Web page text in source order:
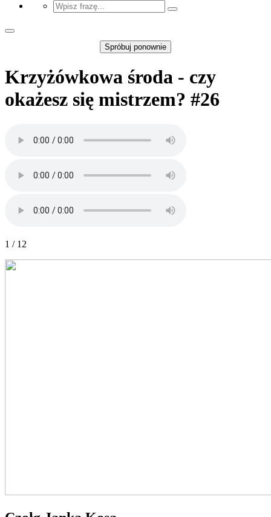
Spróbuj ponownie
Krzyżówkowa środa - czy
okażesz się mistrzem? #26
1 / 12